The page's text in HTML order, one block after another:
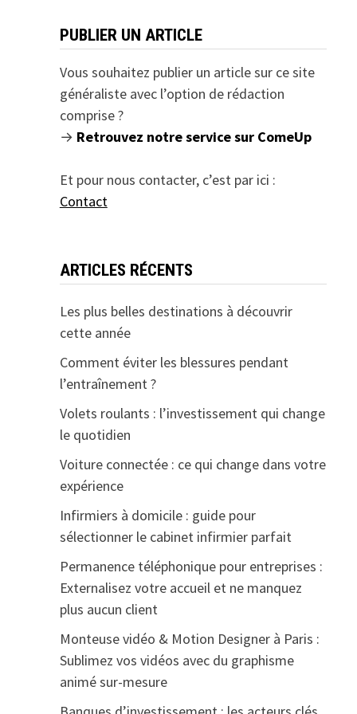
PUBLIER UN ARTICLE
Vous souhaitez publier un article sur ce site
généraliste avec l’option de rédaction
comprise ?
→ Retrouvez notre service sur ComeUp
Et pour nous contacter, c’est par ici :
Contact
ARTICLES RÉCENTS
Les plus belles destinations à découvrir
cette année
Comment éviter les blessures pendant
l’entraînement ?
Volets roulants : l’investissement qui change
le quotidien
Voiture connectée : ce qui change dans votre
expérience
Infirmiers à domicile : guide pour
sélectionner le cabinet infirmier parfait
Permanence téléphonique pour entreprises :
Externalisez votre accueil et ne manquez
plus aucun client
Monteuse vidéo & Motion Designer à Paris :
Sublimez vos vidéos avec du graphisme
animé sur-mesure